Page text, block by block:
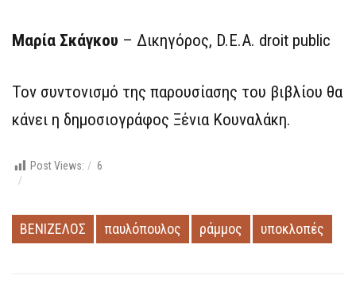
Μαρία Σκάγκου – Δικηγόρος, D.E.A. droit public
Τον συντονισμό της παρουσίασης του βιβλίου θα
κάνει η δημοσιογράφος Ξένια Κουναλάκη.
Post Views: 6
ΒΕΝΙΖΕΛΟΣ παυλόπουλος ράμμος υποκλοπές